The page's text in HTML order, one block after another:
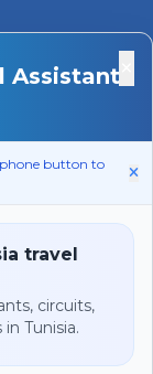
Assistant
button to
travel
circuits,
Tunisia.